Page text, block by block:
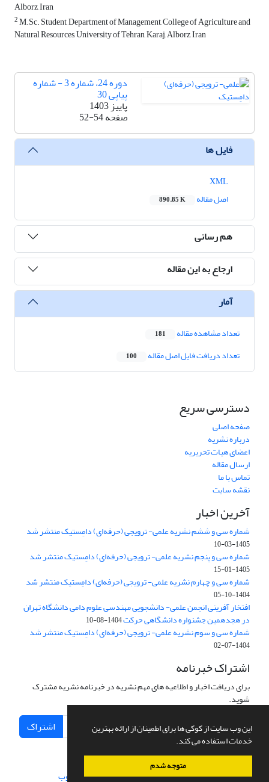
این وب سایت از کوکی ها برای اطمینان از ارائه بهترین
خدمات استفاده می کند.
متوجه شدم
Alborz, Iran
2M.Sc. Student, Department of Management, College of Agriculture and
Natural Resources, University of Tehran, Karaj, Alborz, Iran
دوره 24، شماره 3 - شماره
پیاپی 30
پاییز 1403
صفحه52-54
فایل ها
اصل مقاله
890.85 K
هم رسانی
ارجاع به این مقاله
آمار
تعداد مشاهده مقاله 181
تعداد دریافت فایل اصل مقاله 100
دسترسی سریع
صفحه اصلی
درباره نشریه
اعضای هیات تحریریه
ارسال مقاله
تماس با ما
نقشه سایت
آخرین اخبار
شماره سی و ششم نشریه علمی- ترویجی (حرفه‌ای) دامِستیک منتشر شد
1405-03-10
شماره سی و پنجم نشریه علمی- ترویجی (حرفه‌ای) دامِستیک منتشر شد
1405-01-15
شماره سی و چهارم نشریه علمی- ترویجی (حرفه‌ای) دامِستیک منتشر شد
1404-10-05
افتخار آفرینی انجمن علمی- دانشجویی مهندسی علوم دامی دانشگاه تهران
در هجدهمین جشنواره دانشگاهی حرکت1404-08-10
شماره سی و سوم نشریه علمی- ترویجی (حرفه‌ای) دامِستیک منتشر شد
1404-07-02
اشتراک خبرنامه
برای دریافت اخبار و اطلاعیه های مهم نشریه در خبرنامه نشریه مشترک
شوید.
اشتراک
سامانه مدیریت نشریات علمی.طراحی و پیاده سازی از سیناوب